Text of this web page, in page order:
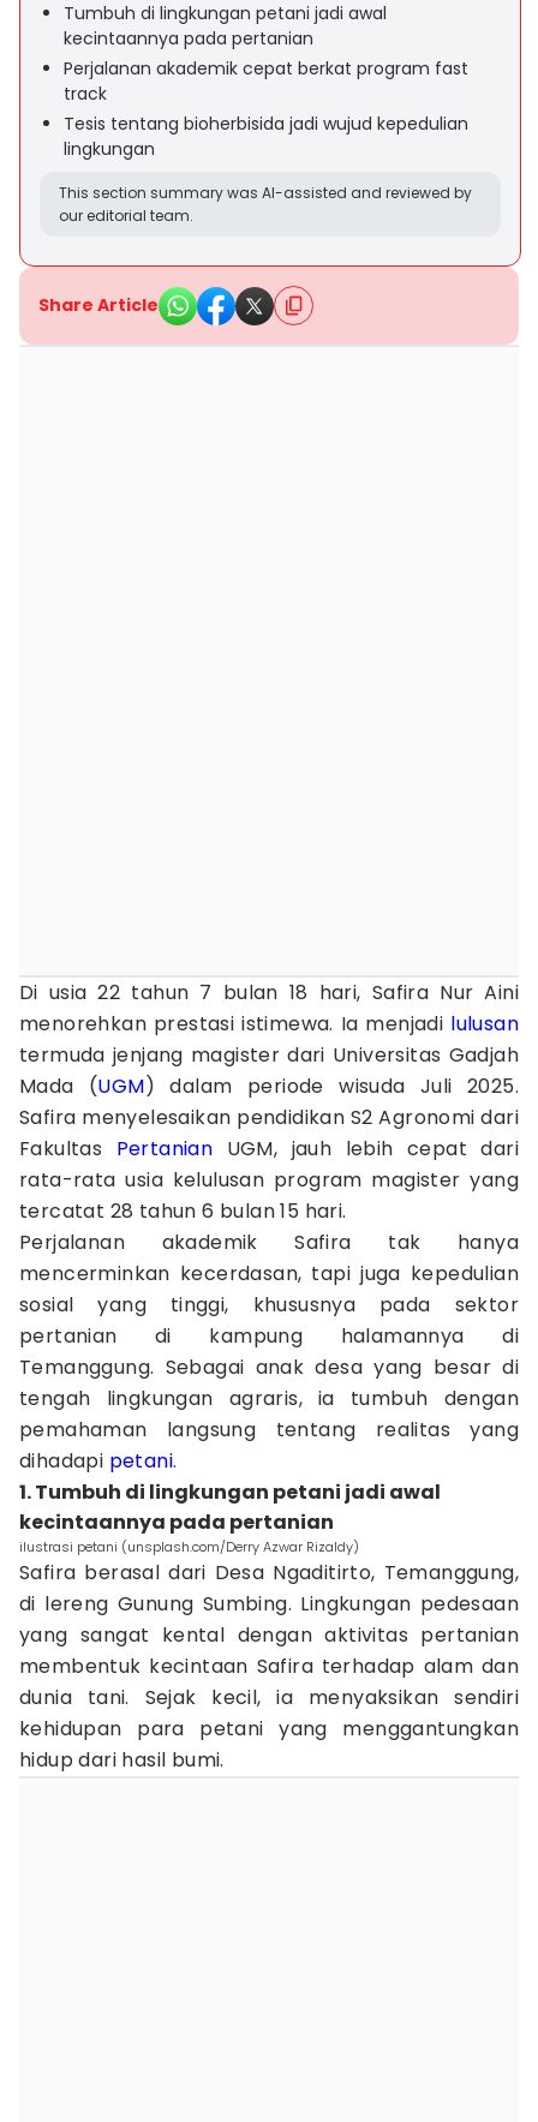
Tumbuh di lingkungan petani jadi awal
kecintaannya pada pertanian
Perjalanan akademik cepat berkat program fast
track
Tesis tentang bioherbisida jadi wujud kepedulian
lingkungan
This section summary was AI-assisted and reviewed by
our editorial team.
Share Article
Di usia 22 tahun 7 bulan 18 hari, Safira Nur Aini
menorehkan prestasi istimewa. Ia menjadi lulusan
termuda jenjang magister dari Universitas Gadjah
Mada (UGM) dalam periode wisuda Juli 2025.
Safira menyelesaikan pendidikan S2 Agronomi dari
Fakultas Pertanian UGM, jauh lebih cepat dari
rata-rata usia kelulusan program magister yang
tercatat 28 tahun 6 bulan 15 hari.
Perjalanan akademik Safira tak hanya
mencerminkan kecerdasan, tapi juga kepedulian
sosial yang tinggi, khususnya pada sektor
pertanian di kampung halamannya di
Temanggung. Sebagai anak desa yang besar di
tengah lingkungan agraris, ia tumbuh dengan
pemahaman langsung tentang realitas yang
dihadapi petani.
1. Tumbuh di lingkungan petani jadi awal
kecintaannya pada pertanian
ilustrasi petani (unsplash.com/Derry Azwar Rizaldy)
Safira berasal dari Desa Ngaditirto, Temanggung,
di lereng Gunung Sumbing. Lingkungan pedesaan
yang sangat kental dengan aktivitas pertanian
membentuk kecintaan Safira terhadap alam dan
dunia tani. Sejak kecil, ia menyaksikan sendiri
kehidupan para petani yang menggantungkan
hidup dari hasil bumi.